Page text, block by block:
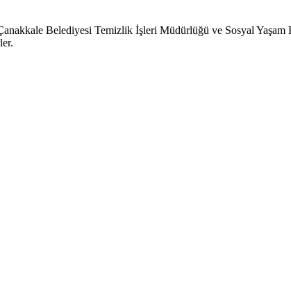
Belediyesi Temizlik İşleri Müdürlüğü ve Sosyal